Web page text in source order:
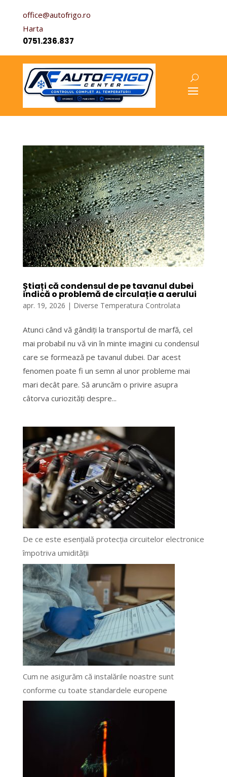
office@autofrigo.ro
Harta
0751.236.837
Știați că condensul de pe tavanul dubei
indică o problemă de circulație a aerului
apr. 19, 2026 | Diverse Temperatura Controlata
Atunci când vă gândiți la transportul de marfă, cel
mai probabil nu vă vin în minte imagini cu condensul
care se formează pe tavanul dubei. Dar acest
fenomen poate fi un semn al unor probleme mai
mari decât pare. Să aruncăm o privire asupra
câtorva curiozități despre...
De ce este esențială protecția circuitelor electronice
împotriva umidității
Cum ne asigurăm că instalările noastre sunt
conforme cu toate standardele europene